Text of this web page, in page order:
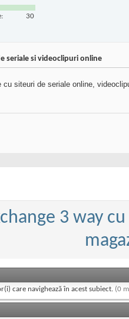
30
seriale si videoclipuri online
siteuri de seriale online,
3 way
care navighează în acest subiect. (0